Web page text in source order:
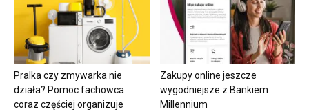
Pralka czy zmywarka nie
działa? Pomoc fachowca
coraz częściej organizuje
Zakupy online jeszcze
wygodniejsze z Bankiem
Millennium